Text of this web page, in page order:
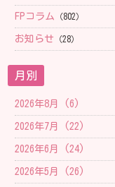
FPコラム （802）
お知らせ （28）
月別
2026年8月 (6)
2026年7月 (22)
2026年6月 (24)
2026年5月 (26)